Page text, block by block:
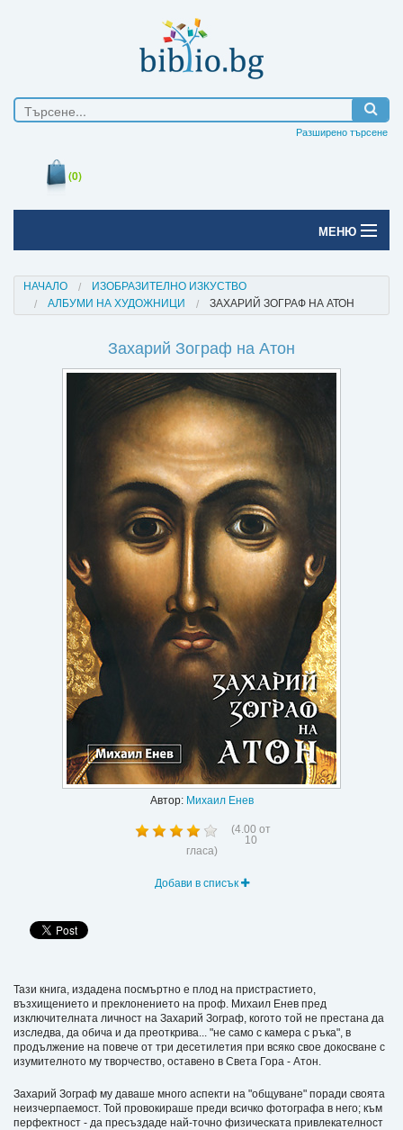
Разширено търсене
(0)
МЕНЮ
Печатни книги
Електронни книги
Контакти
Вход
Регистрация
НАЧАЛО
ИЗОБРАЗИТЕЛНО ИЗКУСТВО
АЛБУМИ НА ХУДОЖНИЦИ
ЗАХАРИЙ ЗОГРАФ НА АТОН
Захарий Зограф на Атон
Автор: Михаил Енев
(4.00 от
10
гласа)
Добави в списък
Тази книга, издадена посмъртно е плод на пристрастието,
възхищението и преклонението на проф. Михаил Енев пред
изключителната личност на Захарий Зограф, когото той не престана да
изследва, да обича и да преоткрива... "не само с камера с ръка", в
продължение на повече от три десетилетия при всяко свое докосване с
изумителното му творчество, оставено в Света Гора - Атон.
Захарий Зограф му даваше много аспекти на "общуване" поради своята
неизчерпаемост. Той провокираше преди всичко фотографа в него; към
перфектност - да пресъздаде най-точно физическата привлекателност